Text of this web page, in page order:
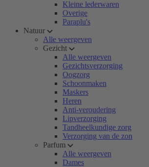
Kleine lederwaren
Overige
Paraplu's
Natuur
Alle weergeven
Gezicht
Alle weergeven
Gezichtsverzorging
Oogzorg
Schoonmaken
Maskers
Heren
Anti-veroudering
Lipverzorging
Tandheelkundige zorg
Verzorging van de zon
Parfum
Alle weergeven
Dames